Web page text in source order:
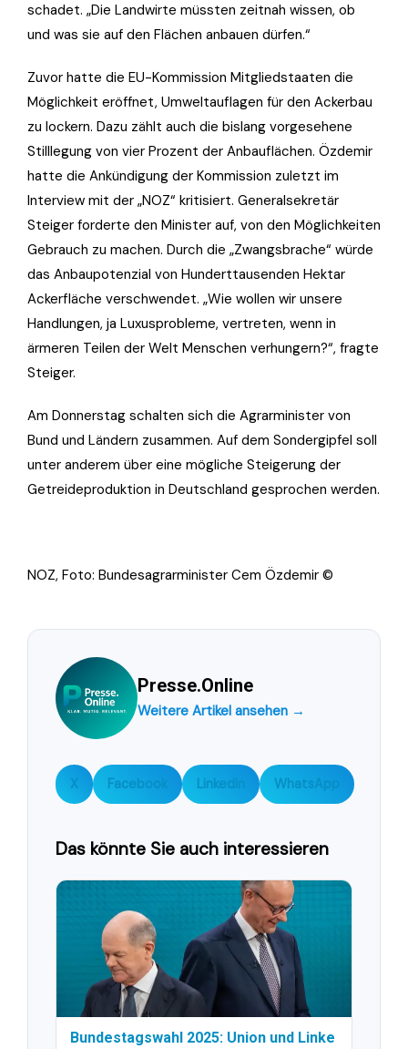
schadet. „Die Landwirte müssten zeitnah wissen, ob
und was sie auf den Flächen anbauen dürfen.“
Zuvor hatte die EU-Kommission Mitgliedstaaten die
Möglichkeit eröffnet, Umweltauflagen für den Ackerbau
zu lockern. Dazu zählt auch die bislang vorgesehene
Stilllegung von vier Prozent der Anbauflächen. Özdemir
hatte die Ankündigung der Kommission zuletzt im
Interview mit der „NOZ“ kritisiert. Generalsekretär
Steiger forderte den Minister auf, von den Möglichkeiten
Gebrauch zu machen. Durch die „Zwangsbrache“ würde
das Anbaupotenzial von Hunderttausenden Hektar
Ackerfläche verschwendet. „Wie wollen wir unsere
Handlungen, ja Luxusprobleme, vertreten, wenn in
ärmeren Teilen der Welt Menschen verhungern?“, fragte
Steiger.
Am Donnerstag schalten sich die Agrarminister von
Bund und Ländern zusammen. Auf dem Sondergipfel soll
unter anderem über eine mögliche Steigerung der
Getreideproduktion in Deutschland gesprochen werden.
NOZ, Foto: Bundesagrarminister Cem Özdemir ©
Presse.Online
Weitere Artikel ansehen →
X Facebook LinkedIn WhatsApp
Das könnte Sie auch interessieren
Bundestagswahl 2025: Union und Linke